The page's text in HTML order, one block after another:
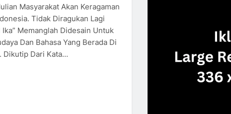
Masyarakat Akan Keragaman
Tidak Diragukan Lagi
Memanglah Didesain Untuk
Dan Bahasa Yang Berada Di
Dikutip Dari Kata…